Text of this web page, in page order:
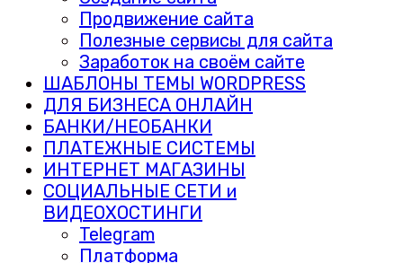
Продвижение сайта
Полезные сервисы для сайта
Заработок на своём сайте
ШАБЛОНЫ ТЕМЫ WORDPRESS
ДЛЯ БИЗНЕСА ОНЛАЙН
БАНКИ/НЕОБАНКИ
ПЛАТЕЖНЫЕ СИСТЕМЫ
ИНТЕРНЕТ МАГАЗИНЫ
СОЦИАЛЬНЫЕ СЕТИ и
ВИДЕОХОСТИНГИ
Telegram
Платформа